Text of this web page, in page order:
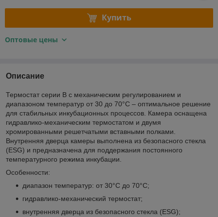
Купить
Оптовые цены
Описание
Термостат серии B с механическим регулированием и
диапазоном температур от 30 до 70°C – оптимальное решение
для стабильных инкубационных процессов. Камера оснащена
гидравлико-механическим термостатом и двумя
хромированными решетчатыми вставными полками.
Внутренняя дверца камеры выполнена из безопасного стекла
(ESG) и предназначена для поддержания постоянного
температурного режима инкубации.
Особенности:
диапазон температур: от 30°C до 70°C;
гидравлико-механический термостат;
внутренняя дверца из безопасного стекла (ESG);